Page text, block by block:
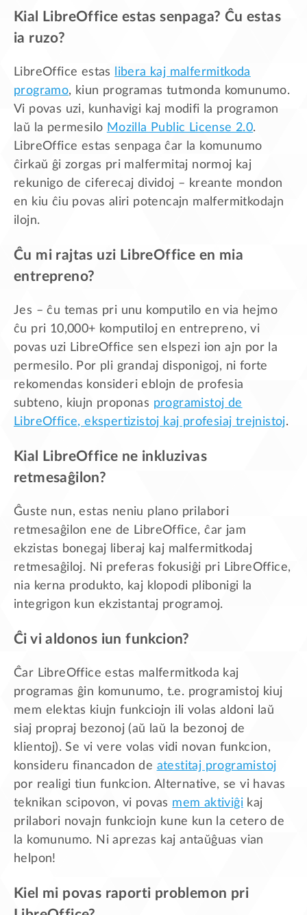
Kial LibreOffice estas senpaga? Ĉu estas
ia ruzo?
LibreOffice estas
libera kaj malfermitkoda
programo, kiun programas tutmonda komunumo.
Vi povas uzi, kunhavigi kaj modifi la programon
laŭ la permesilo Mozilla Public License 2.0.
LibreOffice estas senpaga ĉar la komunumo
ĉirkaŭ ĝi zorgas pri malfermitaj normoj kaj
rekunigo de ciferecaj dividoj – kreante mondon
en kiu ĉiu povas aliri potencajn malfermitkodajn
ilojn.
Ĉu mi rajtas uzi LibreOffice en mia
entrepreno?
Jes – ĉu temas pri unu komputilo en via hejmo
ĉu pri 10,000+ komputiloj en entrepreno, vi
povas uzi LibreOffice sen elspezi ion ajn por la
permesilo. Por pli grandaj disponigoj, ni forte
rekomendas konsideri eblojn de profesia
subteno, kiujn proponas programistoj de
LibreOffice, ekspertizistoj kaj profesiaj trejnistoj.
Kial LibreOffice ne inkluzivas
retmesaĝilon?
Ĝuste nun, estas neniu plano prilabori
retmesaĝilon ene de LibreOffice, ĉar jam
ekzistas bonegaj liberaj kaj malfermitkodaj
retmesaĝiloj. Ni preferas fokusiĝi pri LibreOffice,
nia kerna produkto, kaj klopodi plibonigi la
integrigon kun ekzistantaj programoj.
Ĉi vi aldonos iun funkcion?
Ĉar LibreOffice estas malfermitkoda kaj
programas ĝin komunumo, t.e. programistoj kiuj
mem elektas kiujn funkciojn ili volas aldoni laŭ
siaj propraj bezonoj (aŭ laŭ la bezonoj de
klientoj). Se vi vere volas vidi novan funkcion,
konsideru financadon de atestitaj programistoj
por realigi tiun funkcion. Alternative, se vi havas
teknikan scipovon, vi povas mem aktiviĝi kaj
prilabori novajn funkciojn kune kun la cetero de
la komunumo. Ni aprezas kaj antaŭĝuas vian
helpon!
Kiel mi povas raporti problemon pri